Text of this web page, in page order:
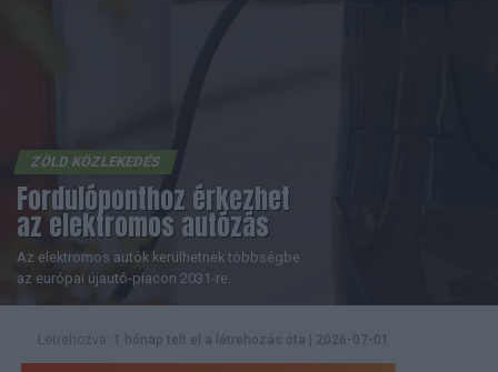
ZÖLD KÖZLEKEDÉS
Fordulóponthoz érkezhet
az elektromos autózás
Az elektromos autók kerülhetnek többségbe
az európai újautó-piacon 2031-re.
Létrehozva: 1 hónap telt el a létrehozás óta 2026-07-01